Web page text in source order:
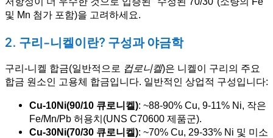
및 Mn 첨가 포함)을 고려하세요.
2. 구리-니켈이란? 구성과 야금학
구리-니켈 합금(일반적으로 컵로니켈)은 니켈이 구리의 주요
합금 원소인 고용체 합금입니다. 일반적인 상업적 구성입니다:
Cu-10Ni(90/10 큐로니켈): ~88-90% Cu, 9-11% Ni, 작은
Fe/Mn/Pb 허용치(UNS C70600 제품군).
Cu-30Ni(70/30 큐로니켈): ~70% Cu, 29-33% Ni 및 미소